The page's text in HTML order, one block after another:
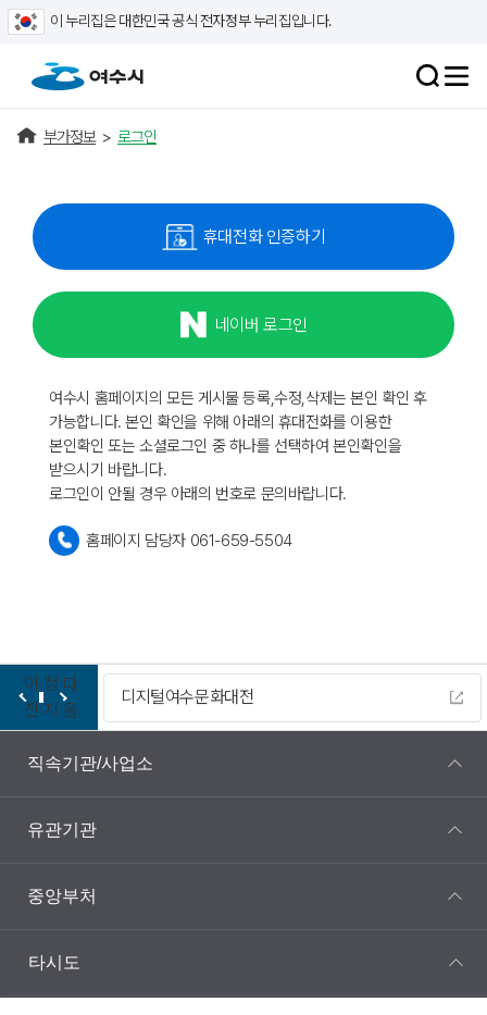
이 누리집은 대한민국 공식 전자정부 누리집입니다.
부가정보 > 로그인
휴대전화 인증하기
네이버 로그인
여수시 홈페이지의 모든 게시물 등록,수정,삭제는 본인 확인 후
가능합니다. 본인 확인을 위해 아래의 휴대전화를 이용한
본인확인 또는 소셜로그인 중 하나를 선택하여 본인확인을
받으시기 바랍니다.
로그인이 안될 경우 아래의 번호로 문의바랍니다.
홈페이지 담당자 061-659-5504
이
전
정
지
다
음
디지털여수문화대전
직속기관/사업소
유관기관
중앙부처
타시도